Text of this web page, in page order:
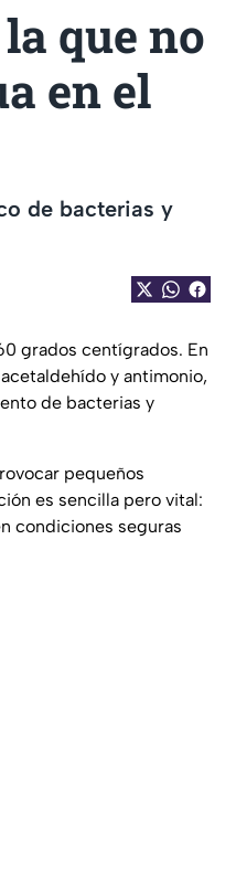
que no
en el
de bacterias y
grados centígrados. En
y antimonio,
de bacterias y
pequeños
es sencilla pero vital:
condiciones seguras